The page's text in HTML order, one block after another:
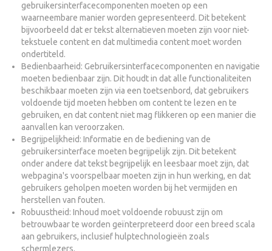
gebruikersinterfacecomponenten moeten op een
waarneembare manier worden gepresenteerd. Dit betekent
bijvoorbeeld dat er tekst alternatieven moeten zijn voor niet-
tekstuele content en dat multimedia content moet worden
ondertiteld.
Bedienbaarheid: Gebruikersinterfacecomponenten en navigatie
moeten bedienbaar zijn. Dit houdt in dat alle functionaliteiten
beschikbaar moeten zijn via een toetsenbord, dat gebruikers
voldoende tijd moeten hebben om content te lezen en te
gebruiken, en dat content niet mag flikkeren op een manier die
aanvallen kan veroorzaken.
Begrijpelijkheid: Informatie en de bediening van de
gebruikersinterface moeten begrijpelijk zijn. Dit betekent
onder andere dat tekst begrijpelijk en leesbaar moet zijn, dat
webpagina's voorspelbaar moeten zijn in hun werking, en dat
gebruikers geholpen moeten worden bij het vermijden en
herstellen van fouten.
Robuustheid: Inhoud moet voldoende robuust zijn om
betrouwbaar te worden geïnterpreteerd door een breed scala
aan gebruikers, inclusief hulptechnologieën zoals
schermlezers.